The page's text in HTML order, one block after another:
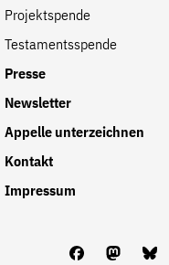
Projektspende
Testamentsspende
Presse
Newsletter
Appelle unterzeichnen
Kontakt
Impressum
Facebook